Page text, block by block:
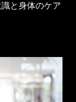
と身体のケア